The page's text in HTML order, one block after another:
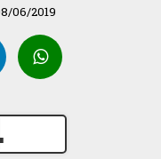
06/2019